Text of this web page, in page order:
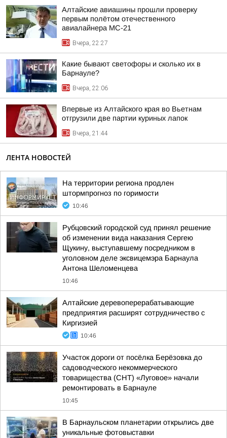
Алтайские авиашины прошли проверку
первым полётом отечественного
авиалайнера МС-21
Вчера, 22:27
Какие бывают светофоры и сколько их в
Барнауле?
Вчера, 22:06
Впервые из Алтайского края во Вьетнам
отгрузили две партии куриных лапок
Вчера, 21:44
ЛЕНТА НОВОСТЕЙ
На территории региона продлен
штормпрогноз по горимости
10:46
Рубцовский городской суд принял решение
об изменении вида наказания Сергею
Щукину, выступавшему посредником в
уголовном деле эксвицемэра Барнаула
Антона Шеломенцева
10:46
Алтайские деревоперерабатывающие
предприятия расширят сотрудничество с
Киргизией
10:46
Участок дороги от посёлка Берёзовка до
садоводческого некоммерческого
товарищества (СНТ) «Луговое» начали
ремонтировать в Барнауле
10:45
В Барнаульском планетарии открылись две
уникальные фотовыставки